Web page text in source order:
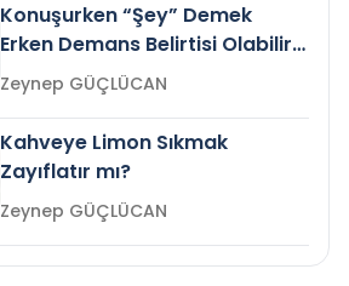
Konuşurken “Şey” Demek
Erken Demans Belirtisi Olabilir
mi?
Zeynep GÜÇLÜCAN
Kahveye Limon Sıkmak
Zayıflatır mı?
Zeynep GÜÇLÜCAN